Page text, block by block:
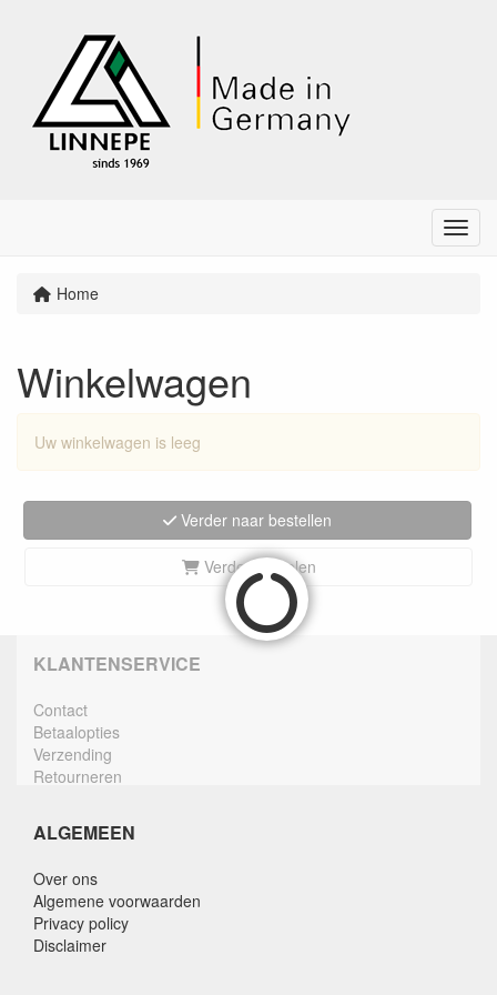
Menu
Home
Winkelwagen
Uw winkelwagen is leeg
Verder winkelen
Verder naar bestellen
KLANTENSERVICE
Contact
Betaalopties
Verzending
Retourneren
ALGEMEEN
Over ons
Algemene voorwaarden
Privacy policy
Disclaimer